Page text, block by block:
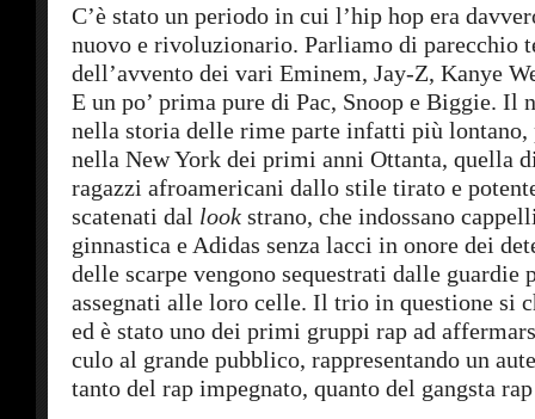
C’è stato un periodo in cui l’hip hop era
nuovo e rivoluzionario. Parliamo di parecchio
dell’avvento dei vari Eminem, Jay-Z, Kanye
E un po’ prima pure di Pac, Snoop e Biggie. Il
nella storia delle rime parte infatti più lontano,
nella New York dei primi anni Ottanta, quella
ragazzi afroamericani dallo stile tirato e
scatenati dal look strano, che indossano
ginnastica e Adidas senza lacci in onore dei
delle scarpe vengono sequestrati dalle guardie
assegnati alle loro celle. Il trio in questione si
ed è stato uno dei primi gruppi rap ad
culo al grande pubblico, rappresentando un
tanto del rap impegnato, quanto del gangsta